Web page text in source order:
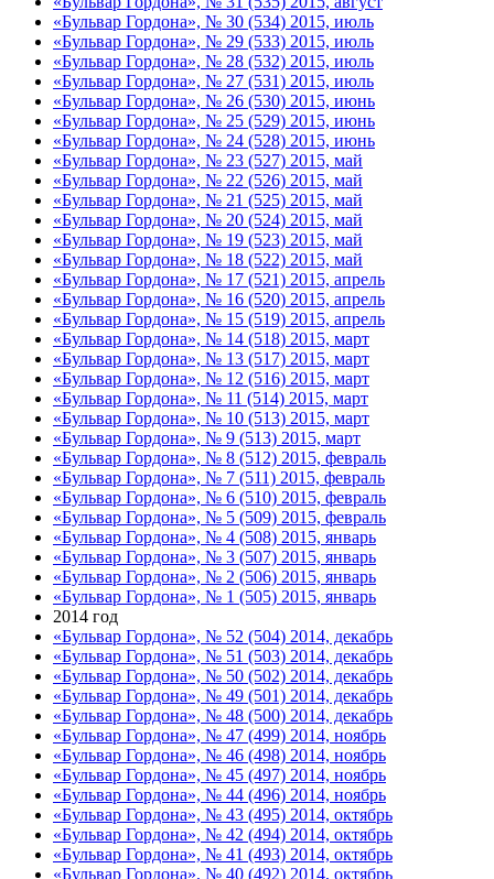
«Бульвар Гордона», № 30 (534) 2015, июль
«Бульвар Гордона», № 29 (533) 2015, июль
«Бульвар Гордона», № 28 (532) 2015, июль
«Бульвар Гордона», № 27 (531) 2015, июль
«Бульвар Гордона», № 26 (530) 2015, июнь
«Бульвар Гордона», № 25 (529) 2015, июнь
«Бульвар Гордона», № 24 (528) 2015, июнь
«Бульвар Гордона», № 23 (527) 2015, май
«Бульвар Гордона», № 22 (526) 2015, май
«Бульвар Гордона», № 21 (525) 2015, май
«Бульвар Гордона», № 20 (524) 2015, май
«Бульвар Гордона», № 19 (523) 2015, май
«Бульвар Гордона», № 18 (522) 2015, май
«Бульвар Гордона», № 17 (521) 2015, апрель
«Бульвар Гордона», № 16 (520) 2015, апрель
«Бульвар Гордона», № 15 (519) 2015, апрель
«Бульвар Гордона», № 14 (518) 2015, март
«Бульвар Гордона», № 13 (517) 2015, март
«Бульвар Гордона», № 12 (516) 2015, март
«Бульвар Гордона», № 11 (514) 2015, март
«Бульвар Гордона», № 10 (513) 2015, март
«Бульвар Гордона», № 9 (513) 2015, март
«Бульвар Гордона», № 8 (512) 2015, февраль
«Бульвар Гордона», № 7 (511) 2015, февраль
«Бульвар Гордона», № 6 (510) 2015, февраль
«Бульвар Гордона», № 5 (509) 2015, февраль
«Бульвар Гордона», № 4 (508) 2015, январь
«Бульвар Гордона», № 3 (507) 2015, январь
«Бульвар Гордона», № 2 (506) 2015, январь
«Бульвар Гордона», № 1 (505) 2015, январь
2014 год
«Бульвар Гордона», № 52 (504) 2014, декабрь
«Бульвар Гордона», № 51 (503) 2014, декабрь
«Бульвар Гордона», № 50 (502) 2014, декабрь
«Бульвар Гордона», № 49 (501) 2014, декабрь
«Бульвар Гордона», № 48 (500) 2014, декабрь
«Бульвар Гордона», № 47 (499) 2014, ноябрь
«Бульвар Гордона», № 46 (498) 2014, ноябрь
«Бульвар Гордона», № 45 (497) 2014, ноябрь
«Бульвар Гордона», № 44 (496) 2014, ноябрь
«Бульвар Гордона», № 43 (495) 2014, октябрь
«Бульвар Гордона», № 42 (494) 2014, октябрь
«Бульвар Гордона», № 41 (493) 2014, октябрь
«Бульвар Гордона», № 40 (492) 2014, октябрь